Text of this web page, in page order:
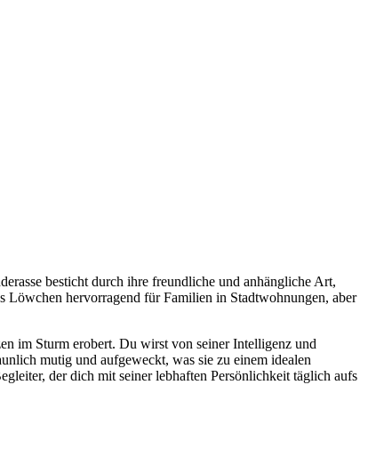
besticht durch ihre freundliche und anhängliche Art,
Löwchen hervorragend für Familien in Stadtwohnungen, aber
im Sturm erobert. Du wirst von seiner Intelligenz und
mutig und aufgeweckt, was sie zu einem idealen
der dich mit seiner lebhaften Persönlichkeit täglich aufs